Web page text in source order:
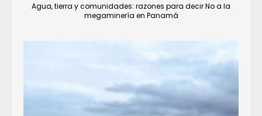
Agua, tierra y comunidades: razones para decir No a la
megaminería en Panamá